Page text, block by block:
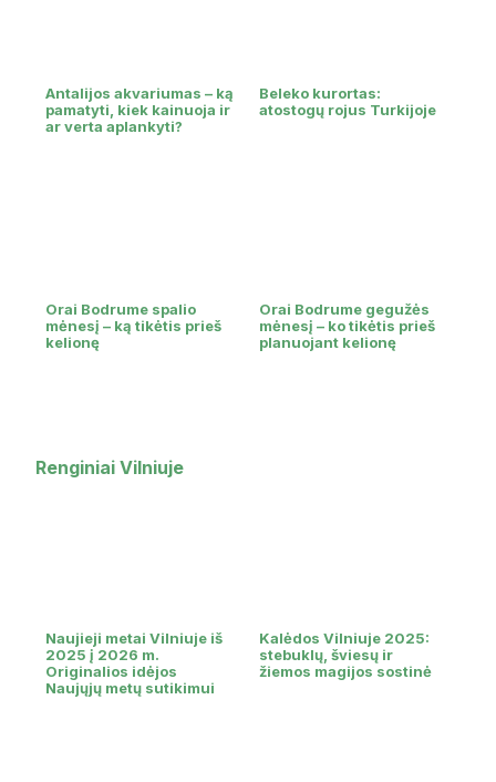
Antalijos akvariumas – ką
pamatyti, kiek kainuoja ir
ar verta aplankyti?
Beleko kurortas:
atostogų rojus Turkijoje
Orai Bodrume spalio
mėnesį – ką tikėtis prieš
kelionę
Orai Bodrume gegužės
mėnesį – ko tikėtis prieš
planuojant kelionę
Renginiai Vilniuje
Naujieji metai Vilniuje iš
2025 į 2026 m.
Originalios idėjos
Naujųjų metų sutikimui
Kalėdos Vilniuje 2025:
stebuklų, šviesų ir
žiemos magijos sostinė